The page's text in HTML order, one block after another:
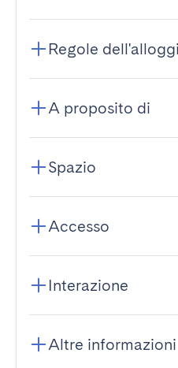
Regole
A proposito di
Spazio
Accesso
Interazione
Altre informazioni